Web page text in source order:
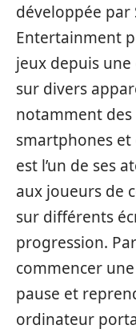
développée par
Entertainment
jeux depuis une
sur divers
notamment des
smartphones et
est l’un de ses
aux joueurs de
sur différents
progression.
commencer
pause et
ordinateur